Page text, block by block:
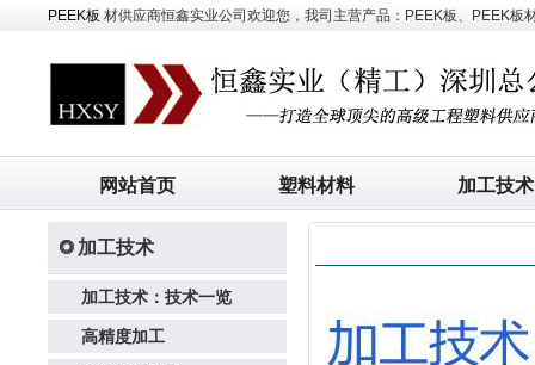
PEEK板 材供应商恒鑫实业公司欢迎您，我司主营产品：PEEK板、PEEK板
网站首页 塑料材料 加工技术
加工技术
加工技术：技术一览
高精度加工